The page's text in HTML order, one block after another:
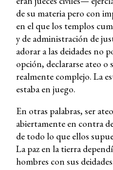
de su materia pero con
en el que los templos
y de administración de
adorar a las deidades no
opción, declararse ateo o
realmente complejo. La
estaba en juego.
En otras palabras, ser
abiertamente en contra
de todo lo que ellos
La paz en la tierra
hombres con sus